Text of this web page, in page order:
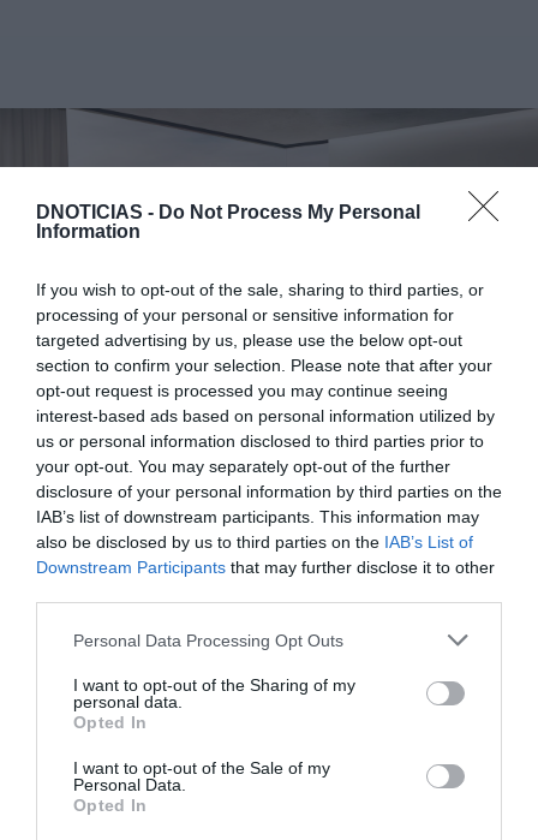
DNOTICIAS - Do Not Process My Personal
Information
If you wish to opt-out of the sale, sharing to third parties, or
processing of your personal or sensitive information for
targeted advertising by us, please use the below opt-out
section to confirm your selection. Please note that after your
opt-out request is processed you may continue seeing
interest-based ads based on personal information utilized by
us or personal information disclosed to third parties prior to
your opt-out. You may separately opt-out of the further
disclosure of your personal information by third parties on the
IAB’s list of downstream participants. This information may
also be disclosed by us to third parties on the IAB’s List of
Downstream Participants that may further disclose it to other
Please note that this website/app uses one or more Google
not limited to your visit or usage behaviour. You may click to
grant or deny consent to Google and its third-party tags to
use your data for below specified purposes in below Google
consent section.
Personal Data Processing Opt Outs
I want to opt-out of the Sharing of my
personal data.
Opted In
I want to opt-out of the Sale of my
Personal Data.
Opted In
Para visualizar uma imagem perfeita na OLED,
basta clicar no botão de aumento do contraste do
ecrã. Desta forma, os utilizadores podem mudar
instantaneamente – de transparente para opaco –
para tirar o máximo partido da qualidade de
processador α (Alpha) 11 AI com uma
performance de IA quatro vezes superior. Isto
proporciona uma melhoria de 70% ao nível do
desempenho gráfico e uma velocidade de